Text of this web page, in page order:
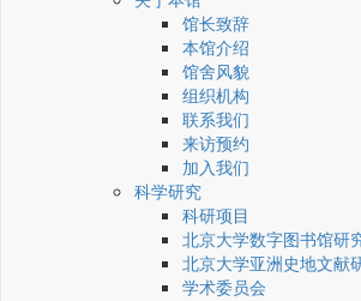
馆长致辞
本馆介绍
馆舍风貌
组织机构
联系我们
来访预约
加入我们
科学研究
科研项目
北京大学数字图书馆研
北京大学亚洲史地文献
学术委员会